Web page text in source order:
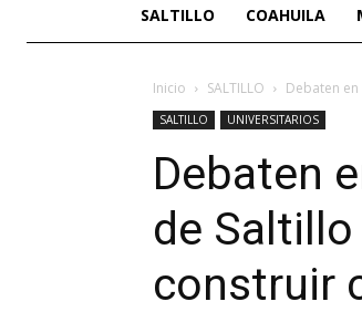
SALTILLO COAHUILA
Inicio SALTILLO Debaten
SALTILLO UNIVERSITARIOS
Debaten
de
construir